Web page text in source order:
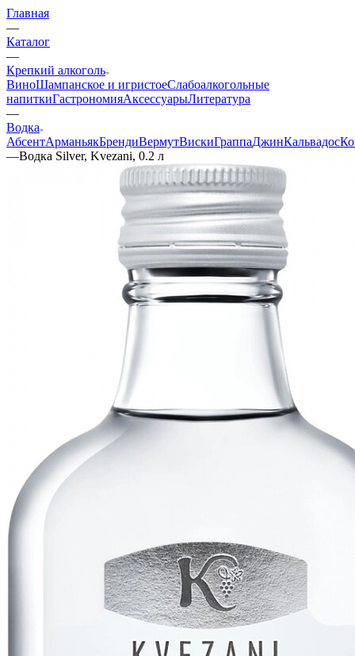
Главная
—
Каталог
—
Крепкий алкоголь
ВиноШампанское и игристоеСлабоалкогольные
напиткиГастрономияАксессуарыЛитература
—
Водка
АбсентАрманьякБрендиВермутВискиГраппаДжинКальвадос
—Водка Silver, Kvezani, 0.2 л